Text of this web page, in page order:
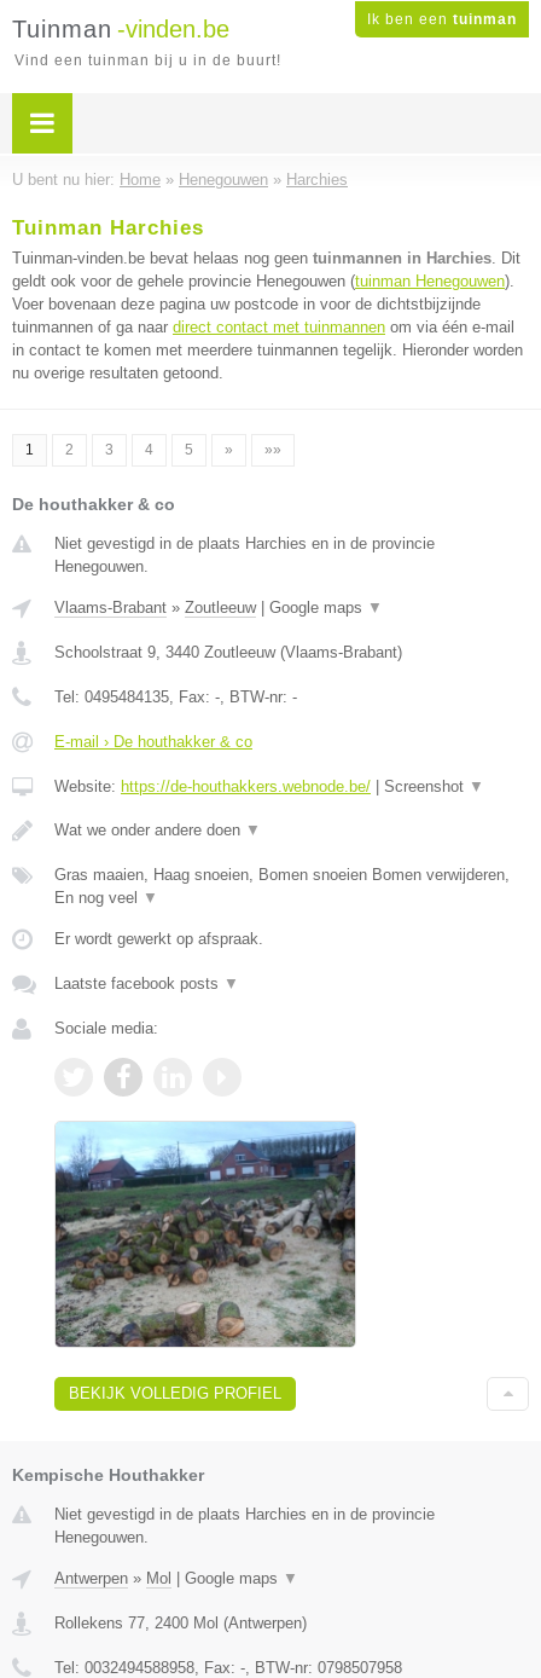
Ik ben een tuinman
Tuinman -vinden.be
Vind een tuinman bij u in de buurt!
U bent nu hier: Home » Henegouwen » Harchies
Tuinman Harchies
Tuinman-vinden.be bevat helaas nog geen tuinmannen in Harchies. Dit
geldt ook voor de gehele provincie Henegouwen (tuinman Henegouwen).
Voer bovenaan deze pagina uw postcode in voor de dichtstbijzijnde
tuinmannen of ga naar direct contact met tuinmannen om via één e-mail
in contact te komen met meerdere tuinmannen tegelijk. Hieronder worden
nu overige resultaten getoond.
1 2 3 4 5 » »»
De houthakker & co
Niet gevestigd in de plaats Harchies en in de provincie
Henegouwen.
Vlaams-Brabant » Zoutleeuw| Google maps ▼
Schoolstraat 9, 3440 Zoutleeuw(Vlaams-Brabant)
Tel: 0495484135, Fax: -, BTW-nr: -
E-mail › De houthakker & co
Website: https://de-houthakkers.webnode.be/ Screenshot ▼
Wat we onder andere doen ▼
Gras maaien, Haag snoeien, Bomen snoeien Bomen verwijderen,
En nog veel
▼
Er wordt gewerkt op afspraak.
Laatste facebook posts ▼
Sociale media:
BEKIJK VOLLEDIG PROFIEL
Kempische Houthakker
Niet gevestigd in de plaats Harchies en in de provincie
Henegouwen.
Antwerpen » Mol | Google maps ▼
Rollekens 77 2400 Mol (Antwerpen)
Tel: 0032494588958 , Fax: - , BTW-nr: 0798507958